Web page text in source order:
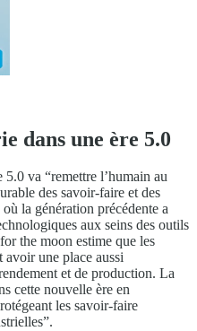
dans une ère 5.0
va “remettre l’humain au
des savoir-faire et des
la génération précédente a
aux seins des outils
the moon estime que les
avoir une place aussi
et de production. La
cette nouvelle ère en
les savoir-faire